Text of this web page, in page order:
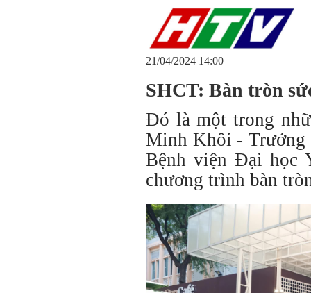
21/04/2024 14:00
SHCT: Bàn tròn
Đó là một trong
Minh Khôi - Trưởng
Bệnh viện Đại học
chương trình bàn